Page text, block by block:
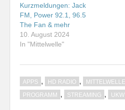
Kurzmeldungen: Jack
FM, Power 92.1, 96.5
The Fan & mehr
10. August 2024
In "Mittelwelle"
APPS , HD RADIO , MITTELWELLE
PROGRAMM , STREAMING , UKW